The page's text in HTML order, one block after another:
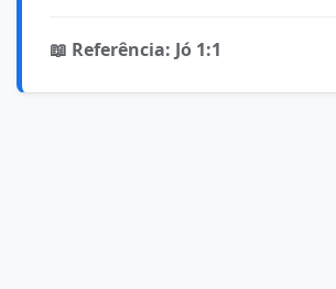
📖 Referência: Jó 1:1